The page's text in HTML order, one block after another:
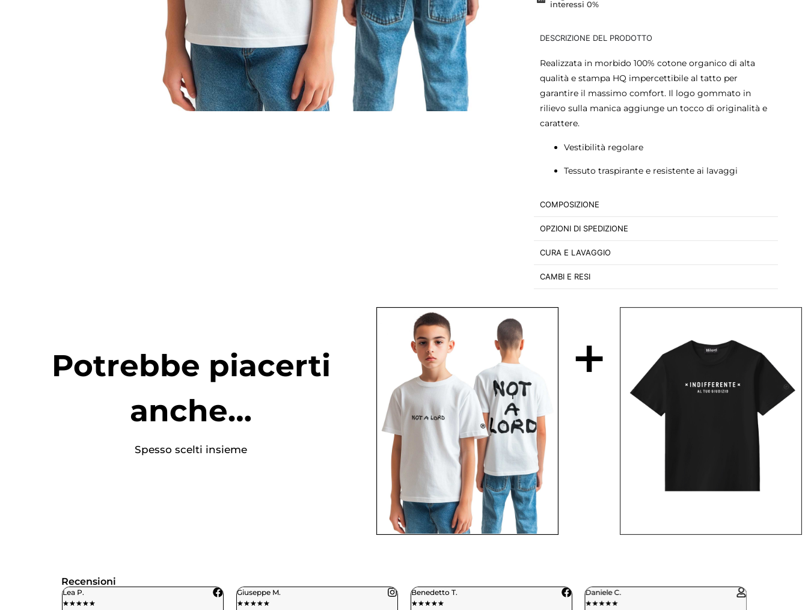
interessi 0%
DESCRIZIONE DEL PRODOTTO
Realizzata in morbido 100% cotone organico di alta
qualità e stampa HQ impercettibile al tatto per
garantire il massimo comfort. Il logo gommato in
rilievo sulla manica aggiunge un tocco di originalità e
carattere.
Vestibilità regolare
Tessuto traspirante e resistente ai lavaggi
COMPOSIZIONE
OPZIONI DI SPEDIZIONE
CURA E LAVAGGIO
CAMBI E RESI
Potrebbe piacerti
anche…
Spesso scelti insieme
+
Recensioni
Giuseppe M.
★★★★★
Benedetto T.
★★★★★
Daniele C.
★★★★★
Paola R.
★★★★★